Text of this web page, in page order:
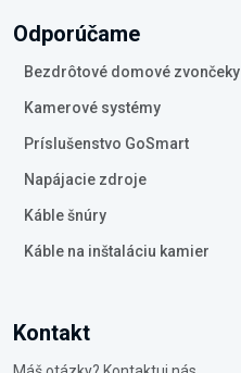
Odporúčame
Bezdrôtové domové zvončeky
Kamerové systémy
Príslušenstvo GoSmart
Napájacie zdroje
Káble šnúry
Káble na inštaláciu kamier
Kontakt